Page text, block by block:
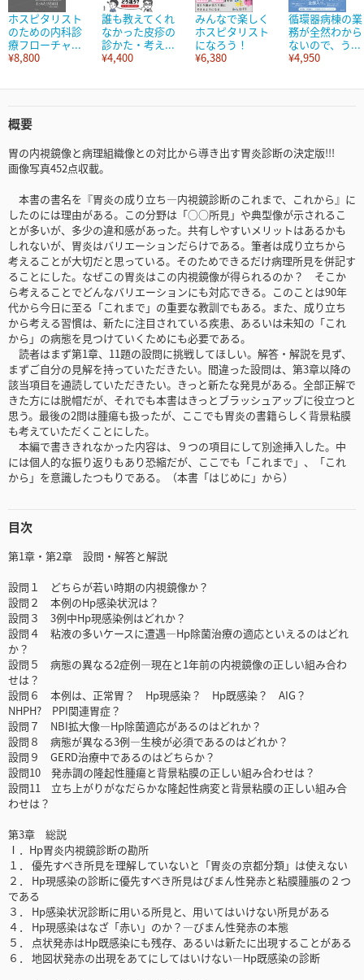
ホスピタリスト
のための内科診
療フローチャ...
¥8,800
誰も教えてくれ
なかった皮疹の
診かた・考え...
¥4,400
みんなで楽しく
ホスピタリスト
になろう！
¥6,380
循環器病棟の業
務が全然わから
ないので、う...
¥4,950
概要
胃の内視鏡像と病理組織像との対比から導き出す胃炎診断の決定版!!!
画像写真452点収載。
本書の書名を『胃炎の成り立ち―内視鏡診断のこれまで、これから』に
したのには理由がある。この分野は「○○所見」や典型像が示されるこ
とが多いが、多少の違和感があった。共有しやすいメリットはあるかも
しれないが、胃炎はバリエーションだらけである。筆者は成り立ちから
考えることが大切だと思っている。そのためできるだけ病理所見を併記す
ることにした。なぜこの胃炎はこの内視鏡像が得られるのか？ そこか
ら考えることでどんなバリエーションにも対応できる。このことは90年
代から今日に至る「これまで」の重要な教訓でもある。また、成り立ち
から考える習慣は、新たに注目されている疾患、あるいは未知の「これ
から」の病態を見つけていくためにも必要である。
読者はまず第1章、11題の設問に挑戦してほしい。解答・解説を見ず、
まずご自分の見解を持っていただきたい。間違った設問は、第3章以降の
該当項目を通読していただきたい。きっと新たな発見がある。全部正解で
きた方には脱帽だが、それでも本書はきっとブラッシュアップに役立つと
思う。最後の2問は腫瘍も扱ったが、ここでも胃炎の書籍らしく背景粘膜
も考えていただくことにした。
本編で書ききれなかった内容は、９つの項目にして別途挿入した。中
には個人的な振り返りもあり恐縮だが、ここでも「これまで」、「これ
から」を意識したつもりである。（本書「はじめに」から）
目次
第1章・第2章 設問・解答と解説
設問１ どちらが若い時期の内視鏡像か？
設問２ 本例のHp感染状況は？
設問３ 3例中Hp現感染例はどれか？
設問４ 粘液の多いケースに遭遇―Hp除菌治療の適応といえるのはどれ
か？
設問５ 病態の異なる2症例―現在と1年前の内視鏡像の正しい組み合わ
せは？
設問６ 本例は、正常胃？ Hp現感染？ Hp既感染？ AIG？
NHPH? PPI関連胃症？
設問７ NBI拡大像―Hp除菌適応があるのはどれか？
設問８ 病態が異なる3例―生検が必須であるのはどれか？
設問９ GERD治療中であるのはどちらか？
設問10 発赤調の隆起性腫瘍と背景粘膜の正しい組み合わせは？
設問11 立ち上がりがなだらかな隆起性病変と背景粘膜の正しい組み合
わせは？
第3章 総説
Ⅰ．Hp胃炎内視鏡診断の勘所
１． 優先すべき所見を理解していないと「胃炎の京都分類」は使えない
２． Hp現感染の診断に優先すべき所見はびまん性発赤と粘膜腫脹の２つ
である
３． Hp感染状況診断に用いる所見と、用いてはいけない所見がある
４． Hp現感染はなざ「赤い」のか？―びまん性発赤の本態
５． 点状発赤はHp既感染にも残存、あるいは新たに出現することがある
６． 地図状発赤の出現をあてにしてはいけない―Hp既感染の診断